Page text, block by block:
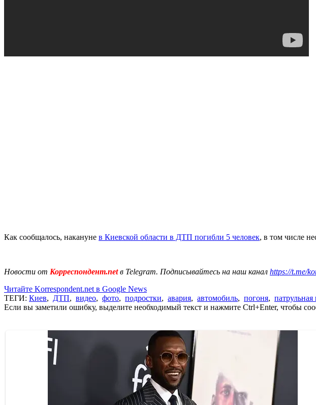
Как сообщалось, накануне в Киевской области в ДТП погибли 5 человек, в том числе
Новости от Корреспондент.netв Telegram. Подписывайтесь на наш канал https://t.me/
Читайте Korrespondent.net в Google News
ТЕГИ: Киев, ДТП, видео, фото, подростки, авария, автомобиль, погоня,
Если вы заметили ошибку, выделите необходимый текст и нажмите Ctrl+Enter, чтобы